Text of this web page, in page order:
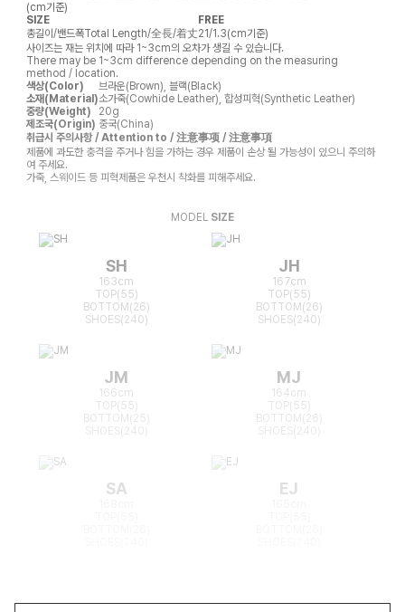
(cm기준)
SIZE
FREE
총길이/밴드폭Total Length/全長/着丈21/1.3(cm기준)
사이즈는 재는 위치에 따라 1~3cm의 오차가 생길 수 있습니다.
There may be 1~3cm difference depending on the measuring
method / location.
색상(Color)
브라운(Brown), 블랙(Black)
소재(Material)소가죽(Cowhide Leather), 합성피혁(Synthetic Leather)
중량(Weight)
20g
제조국(Origin) 중국(China)
취급시 주의사항 / Attention to / 注意事项 / 注意事項
제품에 과도한 충격을 주거나 힘을 가하는 경우 제품이 손상 될 가능성이 있으니 주의하
여 주세요.
가죽, 스웨이드 등 피혁제품은 우천시 착화를 피해주세요.
MODEL SIZE
SH
163cm
TOP(55)
BOTTOM(26)
SHOES(240)
JH
167cm
TOP(55)
BOTTOM(26)
SHOES(240)
JM
166cm
TOP(55)
BOTTOM(25)
MJ
164cm
TOP(55)
BOTTOM(26)
SA EJ